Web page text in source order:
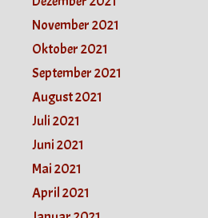
November 2021
Oktober 2021
September 2021
August 2021
Juli 2021
Juni 2021
Mai 2021
April 2021